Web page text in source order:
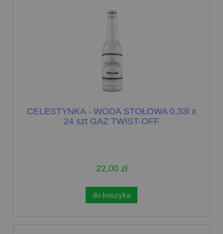
CELESTYNKA - WODA STOŁOWA 0,33l x
24 szt GAZ TWIST-OFF
22,00 zł
do koszyka